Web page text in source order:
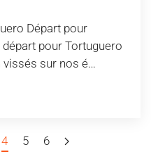
Départ pour
pour Tortuguero
vissés sur nos é…
4 5 6